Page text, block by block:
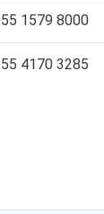
55 1579 8000
55 4170 3285